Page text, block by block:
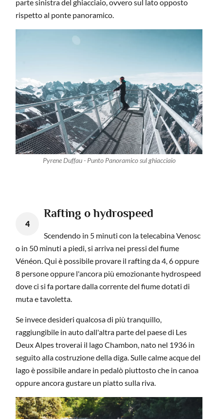
Pyrene Duffau - Punto Panoramico sul ghiacciaio
parte sinistra del ghiacciaio, ovvero sul lato opposto
rispetto al ponte panoramico.
4
Rafting o hydrospeed
Scendendo in 5 minuti con la telecabina Venosc
o in 50 minuti a piedi, si arriva nei pressi del fiume
Vénéon. Qui è possibile provare il rafting da 4, 6 oppure
8 persone oppure l'ancora più emozionante hydrospeed
dove ci si fa portare dalla corrente del fiume dotati di
muta e tavoletta.
Se invece desideri qualcosa di più tranquillo,
raggiungibile in auto dall'altra parte del paese di Les
Deux Alpes troverai il lago Chambon, nato nel 1936 in
seguito alla costruzione della diga. Sulle calme acque del
lago è possibile andare in pedalò piuttosto che in canoa
oppure ancora gustare un piatto sulla riva.